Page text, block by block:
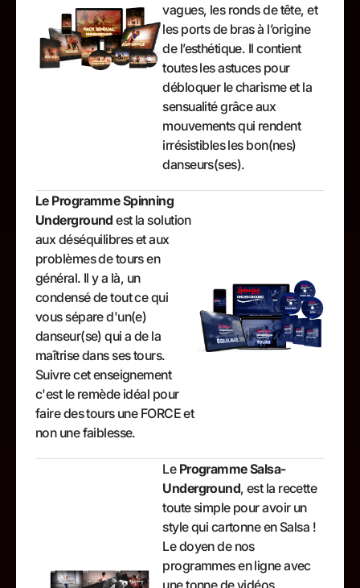
vagues, les ronds de tête, et
les ports de bras à l’origine
de l’esthétique. Il contient
toutes les astuces pour
débloquer le charisme et la
sensualité grâce aux
mouvements qui rendent
irrésistibles les bon(nes)
danseurs(ses).
Le Programme Spinning
Undergroundest la solution
aux déséquilibres et aux
problèmes de tours en
général. Il y a là, un
condensé de tout ce qui
vous sépare d'un(e)
danseur(se) qui a de la
maîtrise dans ses tours.
Suivre cet enseignement
c'est le remède idéal pour
faire des tours une FORCE et
non une faiblesse.
Le Programme Salsa-
Underground, est la recette
toute simple pour avoir un
style qui cartonne en Salsa !
Le doyen de nos
programmes en ligne avec
une tonne de vidéos